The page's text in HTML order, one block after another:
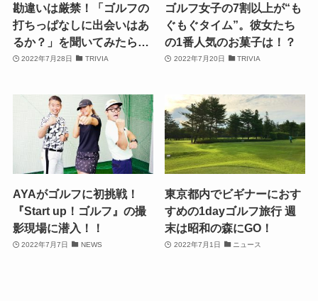
勘違いは厳禁！「ゴルフの
打ちっぱなしに出会いはあ
るか？」を聞いてみたら…
2022年7月28日 TRIVIA
ゴルフ女子の7割以上が“も
ぐもぐタイム”。彼女たち
の1番人気のお菓子は！？
2022年7月20日 TRIVIA
AYAがゴルフに初挑戦！
『Start up！ゴルフ』の撮
影現場に潜入！！
2022年7月7日 NEWS
東京都内でビギナーにおす
すめの1dayゴルフ旅行 週
末は昭和の森にGO！
2022年7月1日 ニュース